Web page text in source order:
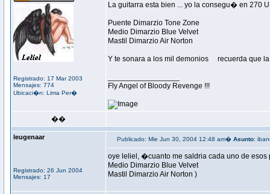
Registrado: 17 Mar 2003
Mensajes: 774
Ubicaci�n: Lima Per�
La guitarra esta bien ... yo la consegu� en 270
Puente Dimarzio Tone Zone
Medio Dimarzio Blue Velvet
Mastil Dimarzio Air Norton
Y te sonara a los mil demonios recuerda que
Fly Angel of Bloody Revenge !!!
��
leugenaar
Registrado: 26 Jun 2004
Mensajes: 17
Publicado: Mie Jun 30, 2004 12:48 am� Asunto:
oye leliel, �cuanto me saldria cada uno de esos
Medio Dimarzio Blue Velvet
Mastil Dimarzio Air Norton )